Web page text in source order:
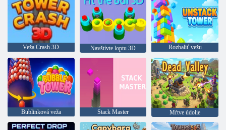
Veža Crash 3D Navštívte loptu 3D Rozbaliť vežu
Bublinková veža Stack Master Mŕtve údolie